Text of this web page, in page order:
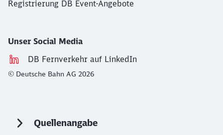
Registrierung DB Event-Angebote
Unser Social Media
DB Fernverkehr auf LinkedIn
© Deutsche Bahn AG 2026
Quellenangabe